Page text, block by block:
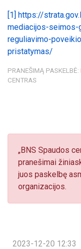
[1] https://
mediacijos-seimos-
reguliavimo-
pristatymas/
PRANEŠIMĄ
CENTRAS
„BNS Spaudos
pranešimai
juos paskelbę
organizacijos.
2023-12-20 12:33